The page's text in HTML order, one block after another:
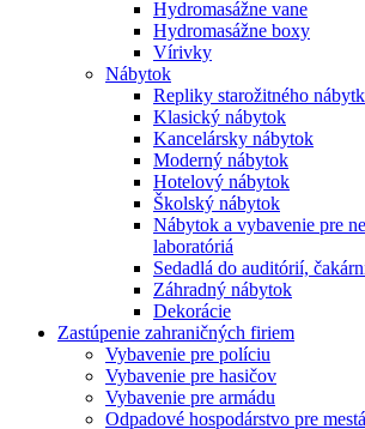
Hydromasážne vane
Hydromasážne boxy
Vírivky
Nábytok
Repliky starožitného
Klasický nábytok
Kancelársky nábytok
Moderný nábytok
Hotelový nábytok
Školský nábytok
Nábytok a vybavenie pre
laboratóriá
Sedadlá do auditórií,
Záhradný nábytok
Dekorácie
Zastúpenie zahraničných firiem
Vybavenie pre políciu
Vybavenie pre hasičov
Vybavenie pre armádu
Odpadové hospodárstvo pre